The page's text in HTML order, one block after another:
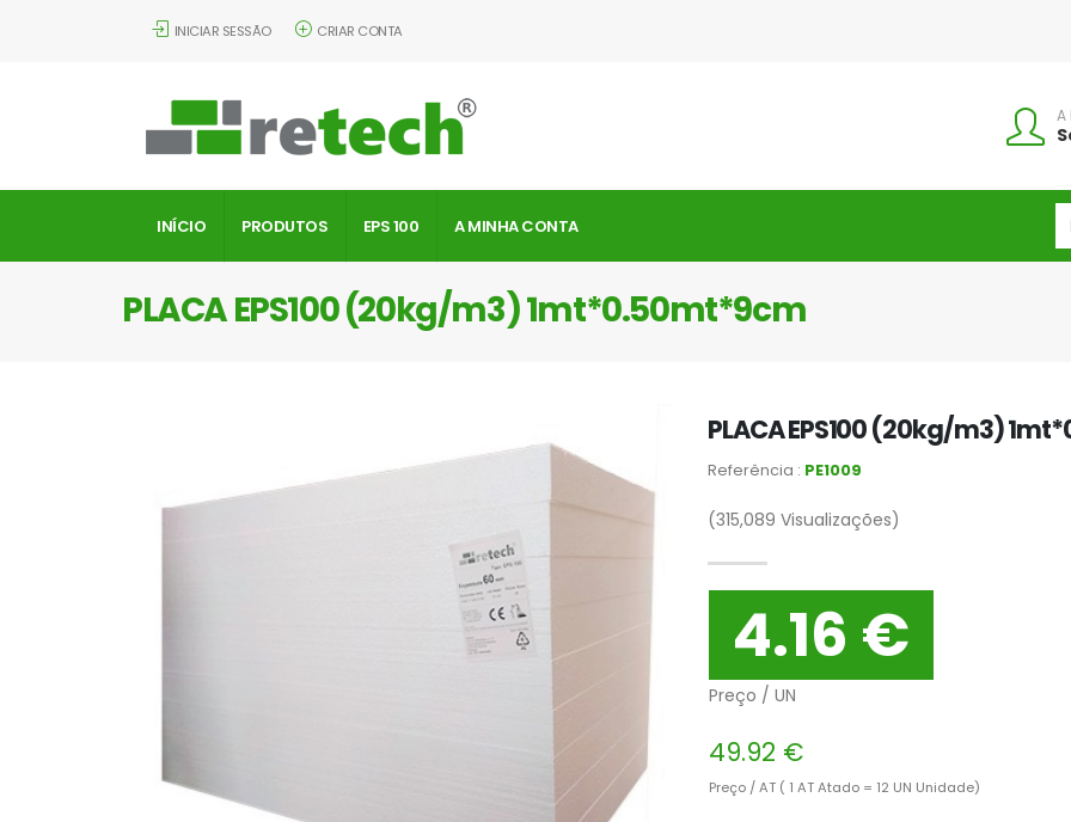
INICIAR SESSÃO CRIAR CONTA
A
INÍCIO PRODUTOS EPS 100 A MINHA CONTA
PLACA EPS100 (20kg/m3) 1mt*0.50mt*9cm
PLACA EPS100 (20kg/m3)
Referência : PE1009
(315,089 Visualizações)
4.16 €
Preço / UN
49.92 €
Preço / AT ( 1 AT Atado = 12 UN Unidade)